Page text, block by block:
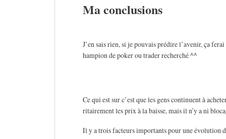
Ma conclusions
J’en sais rien, si je pouvais prédire l’avenir, ça
hampion de poker ou trader recherché ^^
Ce qui est sur c’est que les gens continuent à
ritairement les prix à la baisse, mais il n’y a ni
Il y a trois facteurs importants pour une évolution